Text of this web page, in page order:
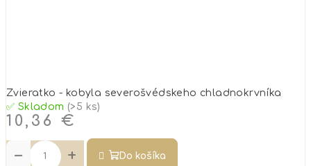
Zvieratko - kobyla severošvédskeho chladnokrvníka
✅ Skladom (>5 ks)
10,36 €
+
− Do košíka